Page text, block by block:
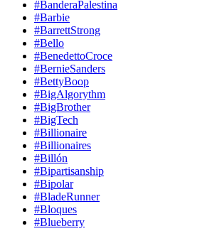
#BanderaPalestina
#Barbie
#BarrettStrong
#Bello
#BenedettoCroce
#BernieSanders
#BettyBoop
#BigAlgorythm
#BigBrother
#BigTech
#Billionaire
#Billionaires
#Billón
#Bipartisanship
#Bipolar
#BladeRunner
#Bloques
#Blueberry